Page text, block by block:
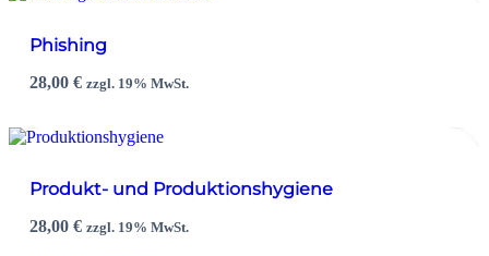
Phishing
28,00€ zzgl. 19% MwSt.
Produkt- und Produktionshygiene
28,00€ zzgl. 19% MwSt.